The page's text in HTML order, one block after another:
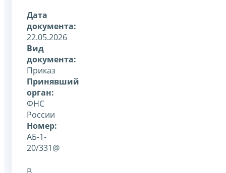
Дата
документа:
22.05.2026
Вид
документа:
Приказ
Принявший
орган:
ФНС
России
Номер:
АБ-1-
20/331@